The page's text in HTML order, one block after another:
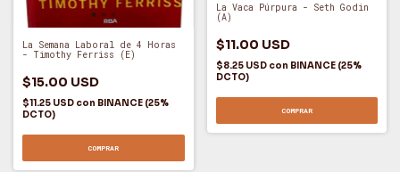
La Semana Laboral de 4 Horas
- Timothy Ferriss (E)
$15.00 USD
$11.25 USD con BINANCE (25%
DCTO)
COMPRAR
La Vaca Púrpura - Seth Godin
(A)
$11.00 USD
$8.25 USD con BINANCE (25%
DCTO)
COMPRAR